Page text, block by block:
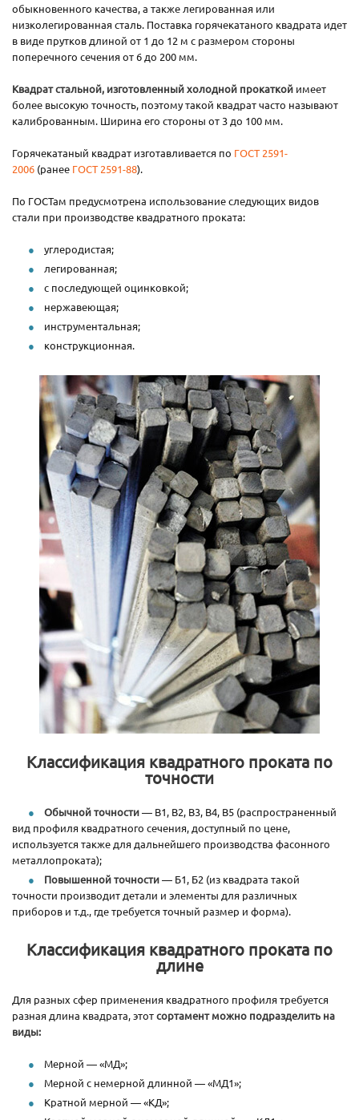
обыкновенного качества, а также легированная или
низколегированная сталь. Поставка горячекатаного квадрата идет
в виде прутков длиной от 1 до 12 м с размером стороны
поперечного сечения от 6 до 200 мм.
Квадрат стальной, изготовленный холодной прокаткой имеет
более высокую точность, поэтому такой квадрат часто называют
калиброванным. Ширина его стороны от 3 до 100 мм.
Горячекатаный квадрат изготавливается по ГОСТ 2591-
2006 (ранее ГОСТ 2591-88).
По ГОСТам предусмотрена использование следующих видов
стали при производстве квадратного проката:
углеродистая;
легированная;
с последующей оцинковкой;
нержавеющая;
инструментальная;
конструкционная.
Классификация квадратного проката по
точности
Обычной точности— В1, В2, В3, В4, В5 (распространенный
вид профиля квадратного сечения, доступный по цене,
используется также для дальнейшего производства фасонного
металлопроката);
Повышенной точности— Б1, Б2 (из квадрата такой
точности производит детали и элементы для различных
приборов и т.д., где требуется точный размер и форма).
Классификация квадратного проката по
длине
Для разных сфер применения квадратного профиля требуется
разная длина квадрата, этотсортамент можно подразделить на
виды:
Мерной — «МД»;
Мерной с немерной длинной — «МД1»;
Кратной мерной — «КД»;